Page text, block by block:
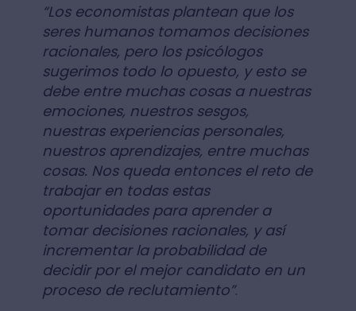
“Los economistas plantean que los
seres humanos tomamos decisiones
racionales, pero los psicólogos
sugerimos todo lo opuesto, y esto se
debe entre muchas cosas a nuestras
emociones, nuestros sesgos,
nuestras experiencias personales,
nuestros aprendizajes, entre muchas
cosas. Nos queda entonces el reto de
trabajar en todas estas
oportunidades para aprender a
tomar decisiones racionales, y así
incrementar la probabilidad de
decidir por el mejor candidato en un
proceso de reclutamiento”.